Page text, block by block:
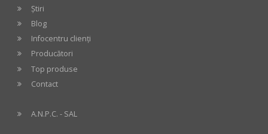
Știri
Blog
Infocentru clienți
Producători
Top produse
Contact
A.N.P.C. - SAL